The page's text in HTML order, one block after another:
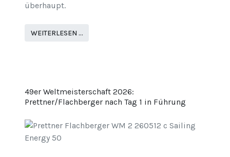
überhaupt.
WEITERLESEN …
49er Weltmeisterschaft 2026:
Prettner/Flachberger nach Tag 1 in Führung